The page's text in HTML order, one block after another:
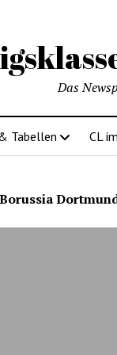
Das
Tabellen CL